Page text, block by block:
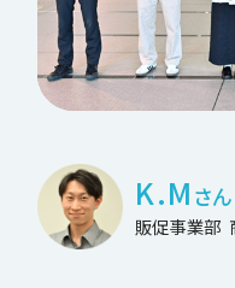
K.M さん
販促事業部